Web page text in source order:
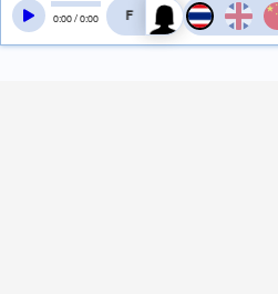
0:00/0:00 สลับเสียงอ่าน